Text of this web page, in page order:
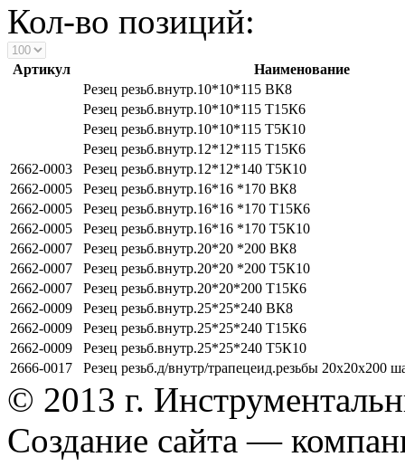
Кол-во позиций:
Артикул
Наименование
Резец резьб.внутр.10*10*115 ВК8
Резец резьб.внутр.10*10*115 Т15К6
Резец резьб.внутр.10*10*115 Т5К10
Резец резьб.внутр.12*12*115 Т15К6
2662-0003
Резец резьб.внутр.12*12*140 Т5К10
2662-0005
Резец резьб.внутр.16*16 *170 ВК8
2662-0005
Резец резьб.внутр.16*16 *170 Т15К6
2662-0005
Резец резьб.внутр.16*16 *170 Т5К10
2662-0007
Резец резьб.внутр.20*20 *200 ВК8
2662-0007
Резец резьб.внутр.20*20 *200 Т5К10
2662-0007
Резец резьб.внутр.20*20*200 Т15К6
2662-0009
Резец резьб.внутр.25*25*240 ВК8
2662-0009
Резец резьб.внутр.25*25*240 Т15К6
2662-0009
Резец резьб.внутр.25*25*240 Т5К10
2666-0017
Резец резьб.д/внутр/трапецеид.резьбы 20х20х200
© 2013 г.
Создание сайта —